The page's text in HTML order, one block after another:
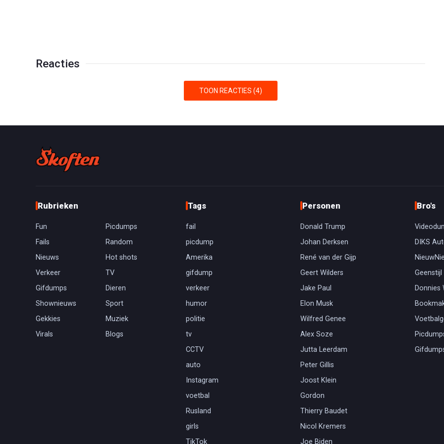
Reacties
TOON REACTIES (4)
Rubrieken
Fun
Picdumps
Fails
Random
Nieuws
Hot shots
Verkeer
TV
Gifdumps
Dieren
Shownieuws
Sport
Gekkies
Muziek
Virals
Blogs
Tags
fail
picdump
Amerika
gifdump
verkeer
humor
politie
tv
CCTV
auto
Instagram
voetbal
Rusland
girls
TikTok
Personen
Donald Trump
Johan Derksen
René van der Gijp
Geert Wilders
Jake Paul
Elon Musk
Wilfred Genee
Alex Soze
Jutta Leerdam
Peter Gillis
Joost Klein
Gordon
Thierry Baudet
Nicol Kremers
Joe Biden
Bro's
DIKS
Geenstijl
Donnies